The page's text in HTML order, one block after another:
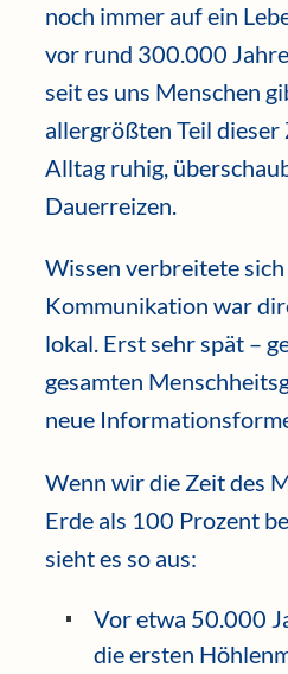
noch immer auf ein
vor rund 300.000
seit es uns Menschen
allergrößten Teil dieser
Alltag ruhig,
Dauerreizen.
Wissen verbreitete
Kommunikation war
lokal. Erst sehr spät –
gesamten
neue
Wenn wir die Zeit des
Erde als 100 Prozent
sieht es so aus:
Vor etwa 50.000
die ersten